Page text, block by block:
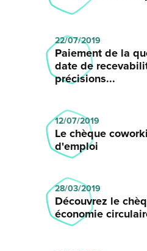
22/07/2019
Paiement de la
date de
précisions...
12/07/2019
Le chèque
d'emploi
28/03/2019
Découvrez le
économie